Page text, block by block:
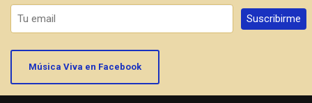
Música Viva en Facebook